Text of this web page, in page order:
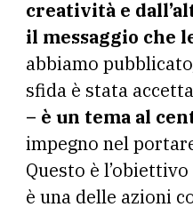
creatività e
il messaggio che
abbiamo
sfida è stata
– è un tema al
impegno nel
Questo è
è una delle azioni